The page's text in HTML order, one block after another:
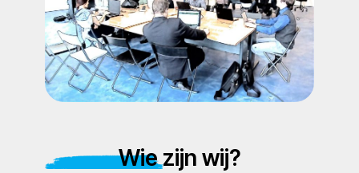
Wie zijn wij?